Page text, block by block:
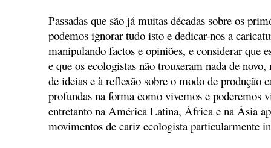
Passadas que são já muitas décadas sobre os
podemos ignorar tudo isto e dedicar-nos a
manipulando factos e opiniões, e considerar que
e que os ecologistas não trouxeram nada de
de ideias e à reflexão sobre o modo de produção
profundas na forma como vivemos e poderemos
entretanto na América Latina, África e na Ásia
movimentos de cariz ecologista particularmente